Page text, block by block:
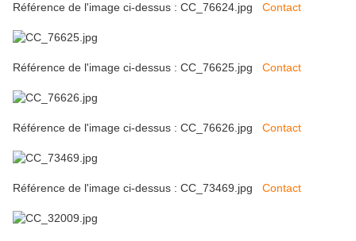
Référence de l'image ci-dessus : CC_76624.jpg Contact
Référence de l'image ci-dessus : CC_76625.jpg Contact
Référence de l'image ci-dessus : CC_76626.jpg Contact
Référence de l'image ci-dessus : CC_73469.jpg Contact